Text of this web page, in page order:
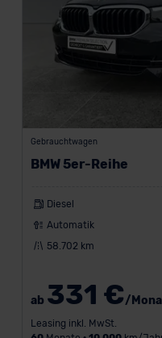
Gebrauchtwagen
BMW 5er-Reihe
Diesel
Automatik
58.702 km
ab 331 €/
Leasing inkl. MwSt.